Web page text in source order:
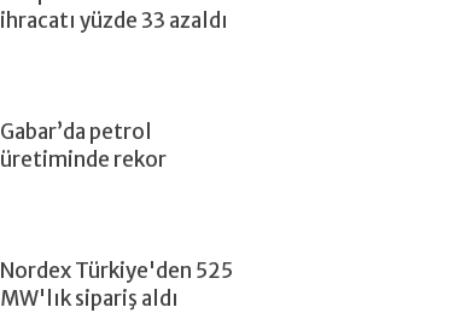
ihracatı yüzde 33 azaldı
Gabar’da petrol
üretiminde rekor
Nordex Türkiye'den 525
MW'lık sipariş aldı